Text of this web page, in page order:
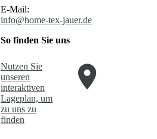
E-Mail:
info@home-tex-jauer.de
So finden Sie uns
Nutzen Sie
unseren
interaktiven
La­ge­plan, um
zu uns zu
finden